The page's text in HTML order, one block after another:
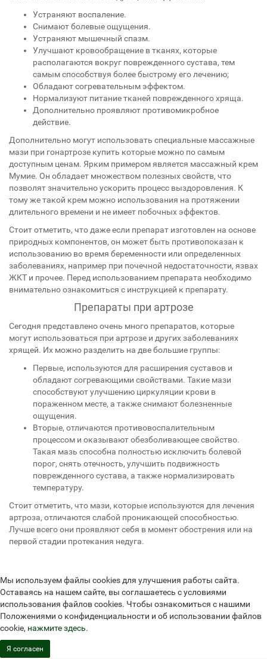
Устраняют воспаление.
Снимают болевые ощущения.
Устраняют мышечный спазм.
Улучшают кровообращение в тканях, которые
располагаются вокруг поврежденного сустава, тем
самым способствуя более быстрому его лечению;
Обладают согревательным эффектом.
Нормализуют питание тканей поврежденного хряща.
Дополнительно проявляют противомикробное
действие.
Дополнительно могут использовать специальные массажные
мази при гонартрозе купить которые можно по самым
доступным ценам. Ярким примером является массажный крем
Мумие. Он обладает множеством полезных свойств, что
позволят значительно ускорить процесс выздоровления. К
тому же такой крем можно использования на протяжении
длительного времени и не имеет побочных эффектов.
Стоит отметить, что даже если препарат изготовлен на основе
природных компонентов, он может быть противопоказан к
использованию во время беременности или определенных
заболеваниях, например при почечной недостаточности, язвах
ЖКТ и прочее. Перед использованием препарата необходимо
внимательно ознакомиться с инструкцией к препарату.
Препараты при артрозе
Сегодня представлено очень много препаратов, которые
могут использоваться при артрозе и других заболеваниях
хрящей. Их можно разделить на две большие группы:
Первые, используются для расширения суставов и
обладают согревающими свойствами. Такие мази
способствуют улучшению циркуляции крови в
пораженном месте, а также снимают болезненные
ощущения.
Вторые, отличаются противовоспалительным
процессом и оказывают обезболивающее свойство.
Такая мазь способна полностью исключить болевой
порог, снять отечность, улучшить подвижность
поврежденного сустава, а также нормализировать
температуру.
Стоит отметить, что мази, которые используются для лечения
артроза, отличаются слабой проникающей способностью.
Лучше всего они проявляют себя в момент обострения или на
первой стадии протекания недуга.
Мы используем файлы cookies для улучшения работы сайта.
Оставаясь на нашем сайте, вы соглашаетесь с условиями
использования файлов cookies. Чтобы ознакомиться с нашими
Положениями о конфиденциальности и об использовании файлов
cookie, нажмите здесь.
Я согласен